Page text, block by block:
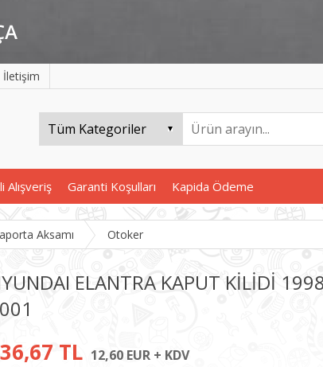
İletişim
Alışveriş Garanti Koşulları Kapida Ödeme
Aksamı Otoker
ELANTRA KAPUT KİLİDİ
TL 12,60 EUR + KDV